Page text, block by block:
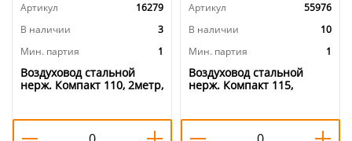
Артикул
16279
В наличии
3
Мин. партия
1
Воздуховод стальной
нерж. Компакт 110, 2метр,
Артикул
55976
В наличии
10
Мин. партия
1
Воздуховод стальной
нерж. Компакт 115,